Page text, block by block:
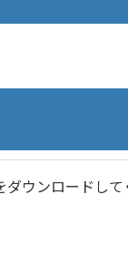
ダウンロードして